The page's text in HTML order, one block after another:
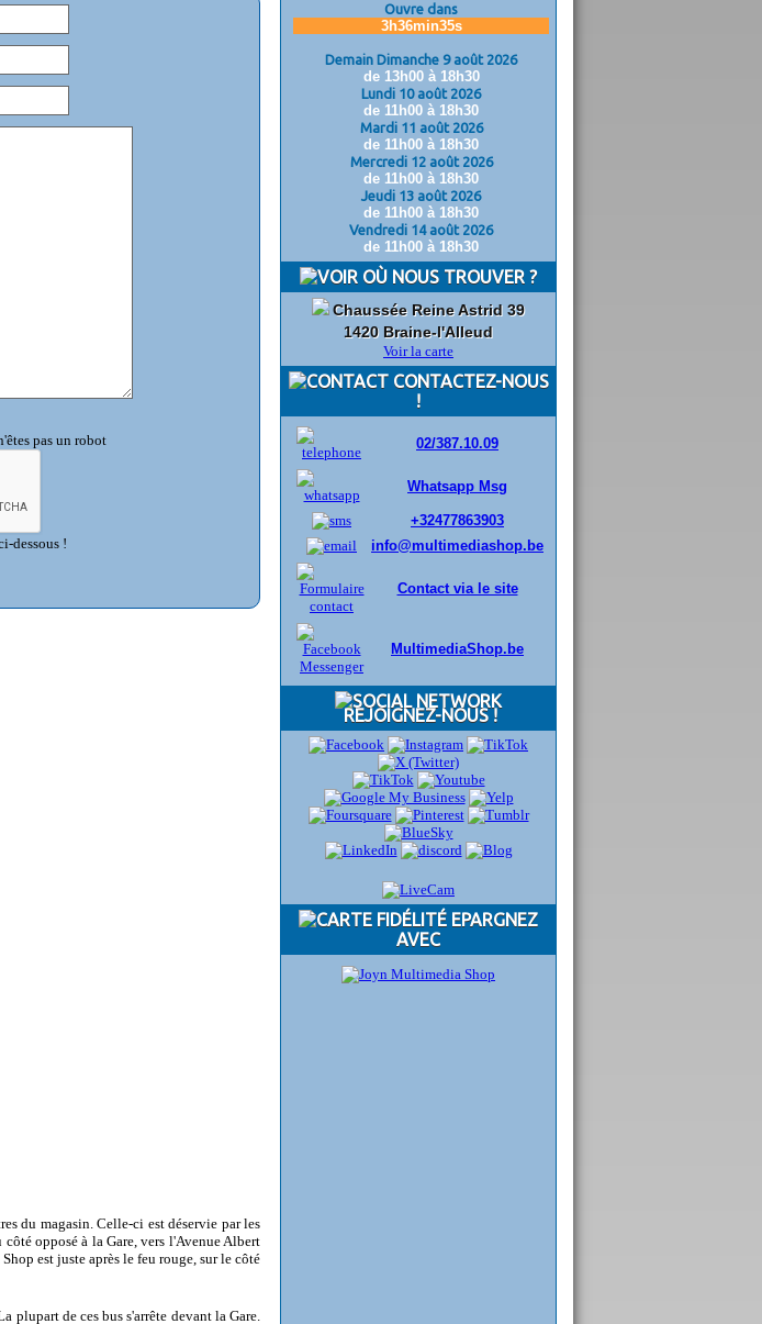
pas un robot
dessous !
du magasin. Celle-ci est déservie par les
opposé à la Gare, vers l'Avenue Albert
est juste après le feu rouge, sur le côté
plupart de ces bus s'arrête devant la Gare.
Ouvre dans
3h36min34s
Demain Dimanche 9 août 2026
de 13h00 à 18h30
Lundi 10 août 2026
de 11h00 à 18h30
Mardi 11 août 2026
de 11h00 à 18h30
Mercredi 12 août 2026
de 11h00 à 18h30
Jeudi 13 août 2026
de 11h00 à 18h30
Vendredi 14 août 2026
de 11h00 à 18h30
OÙ NOUS TROUVER ?
Chaussée Reine Astrid 39
1420 Braine-l'Alleud
Voir la carte
CONTACTEZ-NOUS
!
02/387.10.09
Whatsapp Msg
+32477863903
info@multimediashop.be
Contact via le site
MultimediaShop.be
REJOIGNEZ-NOUS !
EPARGNEZ
AVEC